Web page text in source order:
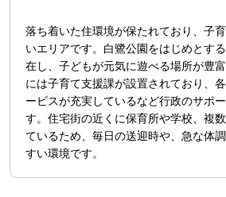
落ち着いた住環境が保たれており、子
いエリアです。白鷺公園をはじめとす
在し、子どもが元気に遊べる場所が豊
には子育て支援課が設置されており、
ービスが充実しているなど行政のサポ
す。住宅街の近くに保育所や学校、複
ているため、毎日の送迎時や、急な体
すい環境です。